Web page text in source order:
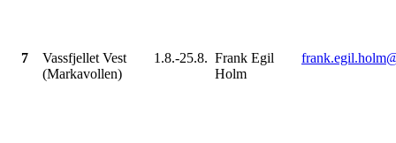
7
Vassfjellet Vest
(Markavollen)
1.8.-25.8. Frank Egil
Holm